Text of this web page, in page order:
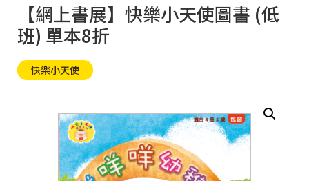
【網上書展】快樂小天使圖書 (低
班) 單本8折
快樂小天使